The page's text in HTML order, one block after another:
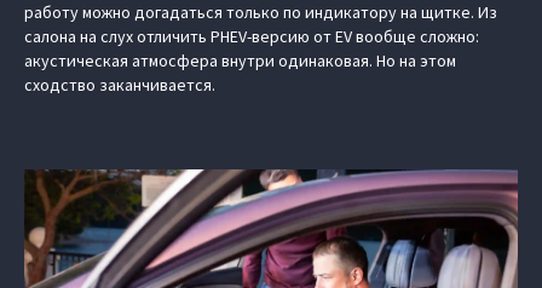
работу можно догадаться только по индикатору на щитке. Из
салона на слух отличить PHEV-версию от EV вообще сложно:
акустическая атмосфера внутри одинаковая. Но на этом
сходство заканчивается.